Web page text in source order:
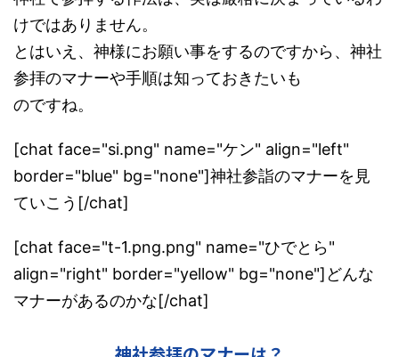
けではありません。
とはいえ、神様にお願い事をするのですから、神社
参拝のマナーや手順は知っておきたいも
のですね。
[chat face="si.png" name="ケン" align="left"
border="blue" bg="none"]神社参詣のマナーを見
ていこう[/chat]
[chat face="t-1.png.png" name="ひでとら"
align="right" border="yellow" bg="none"]どんな
マナーがあるのかな[/chat]